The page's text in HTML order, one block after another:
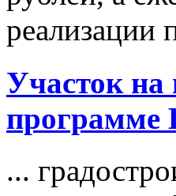
реализации
Участок на
программе
...